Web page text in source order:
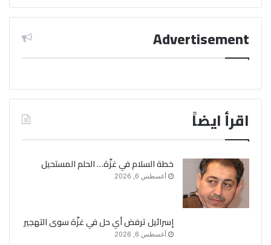
Advertisement
اقرأ ايضاً
خطة السلام في غزّة… الحلم المستحيل
أغسطس 6, 2026
إسرائيل ترفض أي حل في غزّة سوى التهجير
أغسطس 6, 2026